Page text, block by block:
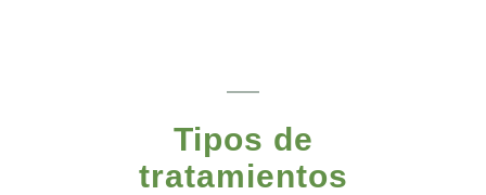
Tipos de
tratamientos